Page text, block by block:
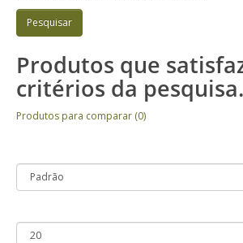
Produtos que
critérios da pesquisa.
Produtos para comparar (0)